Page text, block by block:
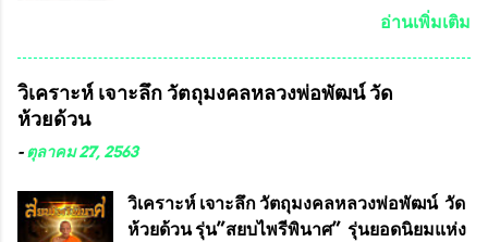
เดช ทนายความชื่อดัง ได้โพสต์ข้อความใน
อาจารย์อ๊อด อาจารย์ประจำภาควิชาเคมี
มหาวิทยาลัยเกษตรศาสตร์ และทีมงานนักวิจัย
ทหาร ( หน้ากากหนุมาน ) ซึ่งทีมงานนักวิจัย
ของอาจารย์อ๊อด เล็งเห็นว่า หน้ากากป้องกัน
อ่านเพิ่มเติม
วิเคราะห์ เจาะลึก วัตถุมงคลหลวงพ่อพัฒน์ วัด
ห้วยด้วน
-ตุลาคม 27, 2563
วิเคราะห์ เจาะลึก วัตถุมงคลหลวงพ่อพัฒน์ วัด
ห้วยด้วน รุ่น”สยบไพรีพินาศ” รุ่นยอดนิยมแห่ง